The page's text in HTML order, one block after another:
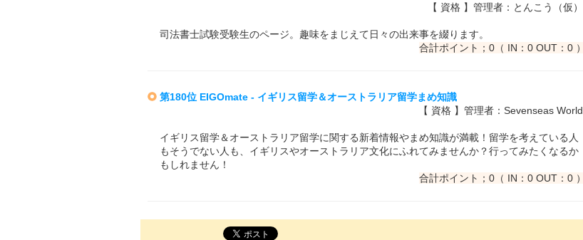
【 資格 】管理者：とんこう（仮）
司法書士試験受験生のページ。趣味をまじえて日々の出来事を綴ります。
合計ポイント；0（ IN：0 OUT：0 ）
第180位 EIGOmate - イギリス留学＆オーストラリア留学まめ知識
【 資格 】管理者：Sevenseas World
イギリス留学＆オーストラリア留学に関する新着情報やまめ知識が満載！留学を考えている人
もそうでない人も、イギリスやオーストラリア文化にふれてみませんか？行ってみたくなるか
もしれません！
合計ポイント；0（ IN：0 OUT：0 ）